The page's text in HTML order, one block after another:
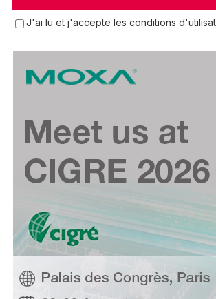
J'ai lu et j'accepte les conditions